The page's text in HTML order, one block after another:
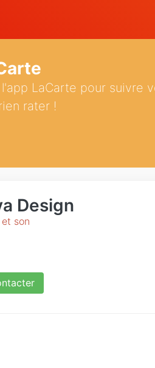
LaCarte pour suivre
rater !
Design
son